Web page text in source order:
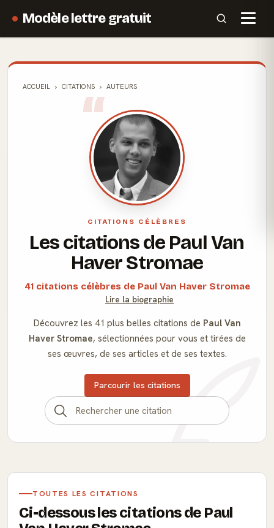
Modèle lettre gratuit
ACCUEIL CITATIONS AUTEURS
CITATIONS CÉLÈBRES
Les citations de Paul Van
Haver Stromae
41 citations célèbres de Paul Van Haver Stromae
Lire la biographie
Découvrez les 41 plus belles citations de Paul Van
Haver Stromae, sélectionnées pour vous et tirées de
ses œuvres, de ses articles et de ses textes.
Parcourir les citations
TOUTES LES CITATIONS
Ci-dessous les citations de Paul